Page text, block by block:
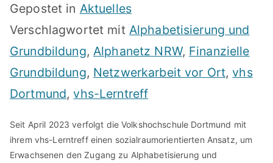
Gepostet in Aktuelles
Verschlagwortet mit Alphabetisierung und
Grundbildung, Alphanetz NRW, Finanzielle
Grundbildung, Netzwerkarbeit vor Ort,vhs
Dortmund,vhs-Lerntreff
Seit April 2023 verfolgt die Volkshochschule Dortmund mit
ihrem vhs-Lerntreff einen sozialraumorientierten Ansatz, um
Erwachsenen den Zugang zu Alphabetisierung und